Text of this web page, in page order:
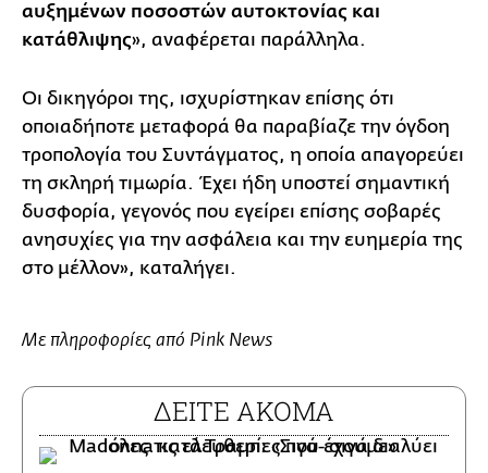
αυξημένων ποσοστών αυτοκτονίας και
κατάθλιψης», αναφέρεται παράλληλα.
Οι δικηγόροι της, ισχυρίστηκαν επίσης ότι
οποιαδήποτε μεταφορά θα παραβίαζε την όγδοη
τροπολογία του Συντάγματος, η οποία απαγορεύει
τη σκληρή τιμωρία. Έχει ήδη υποστεί σημαντική
δυσφορία, γεγονός που εγείρει επίσης σοβαρές
ανησυχίες για την ασφάλεια και την ευημερία της
στο μέλλον», καταλήγει.
Με πληροφορίες από Pink News
ΔΕΙΤΕ ΑΚΟΜΑ